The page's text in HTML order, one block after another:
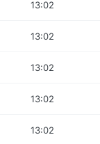
13:02
13:02
13:02
13:02
13:02